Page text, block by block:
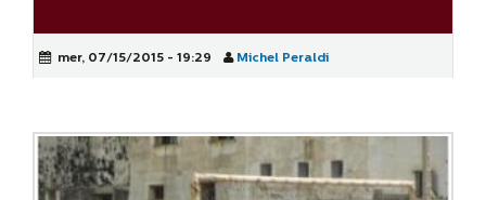
mer, 07/15/2015 - 19:29 Michel Peraldi